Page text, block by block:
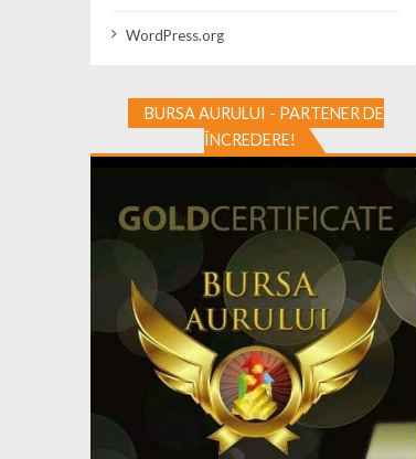
WordPress.org
BURSA AURULUI - PARTENER DE
ÎNCREDERE!